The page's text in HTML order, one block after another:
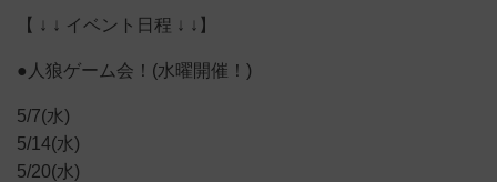
【 ↓ ↓ イベント日程 ↓ ↓】
●人狼ゲーム会！(水曜開催！)
5/7(水)
5/14(水)
5/20(水)